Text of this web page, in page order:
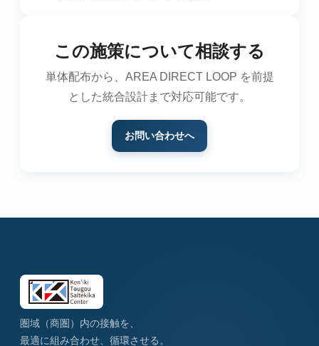
この施策について相談する
単体配布から、AREA DIRECT LOOP を前提
とした統合設計まで対応可能です。
お問い合わせへ
圏域（商圏）内の接触を、
最適に組み合わせ、循環させる。